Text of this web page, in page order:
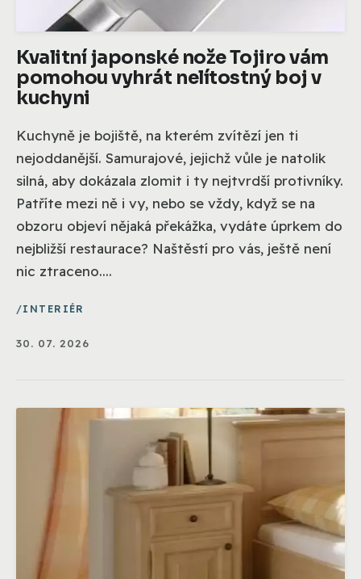
Kvalitní japonské nože Tojiro vám
pomohou vyhrát nelítostný boj v
kuchyni
Kuchyně je bojiště, na kterém zvítězí jen ti
nejoddanější. Samurajové, jejichž vůle je natolik
silná, aby dokázala zlomit i ty nejtvrdší protivníky.
Patříte mezi ně i vy, nebo se vždy, když se na
obzoru objeví nějaká překážka, vydáte úprkem do
nejbližší restaurace? Naštěstí pro vás, ještě není
nic ztraceno....
INTERIÉR
30. 07. 2026